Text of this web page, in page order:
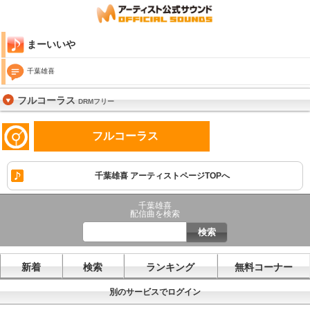
まーいいや
千葉雄喜
フルコーラスDRMフリー
フルコーラス
千葉雄喜 アーティストページTOPへ
千葉雄喜
配信曲を検索
新着 検索 ランキング 無料コーナー
別のサービスでログイン